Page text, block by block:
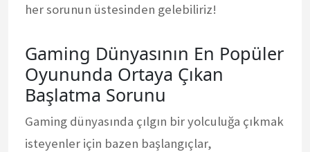
her sorunun üstesinden gelebiliriz!
Gaming Dünyasının En Popüler
Oyununda Ortaya Çıkan
Başlatma Sorunu
Gaming dünyasında çılgın bir yolculuğa çıkmak
isteyenler için bazen başlangıçlar,